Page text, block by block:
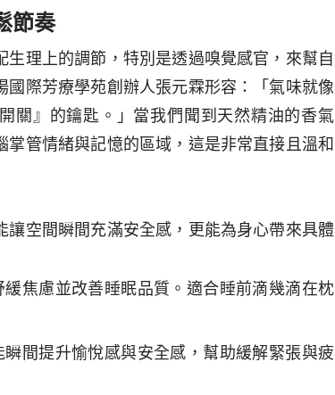
節奏
生理上的調節，特別是透過嗅覺感官，來幫自
國際芳療學苑創辦人張元霖形容：「氣味就像
關』的鑰匙。」當我們聞到天然精油的香氣
掌管情緒與記憶的區域，這是非常直接且溫和
讓空間瞬間充滿安全感，更能為身心帶來具體
緩焦慮並改善睡眠品質。適合睡前滴幾滴在枕
瞬間提升愉悅感與安全感，幫助緩解緊張與疲